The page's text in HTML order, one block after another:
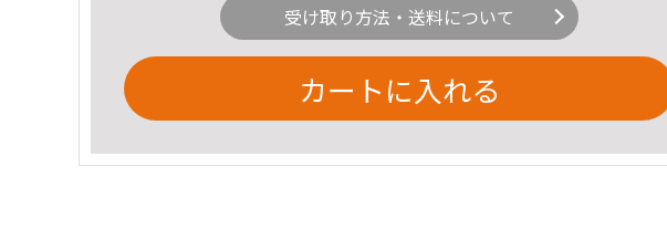
受け取り方法・送料について
カートに入れる